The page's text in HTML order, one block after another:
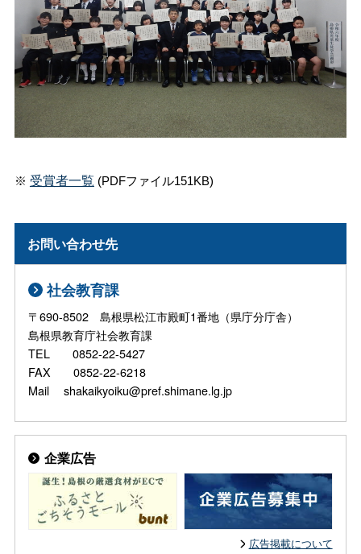
※ 受賞者一覧 (PDFファイル151KB)
お問い合わせ先
社会教育課
〒690-8502 島根県松江市殿町1番地（県庁分庁舎）
島根県教育庁社会教育課
TEL 0852-22-5427
FAX 0852-22-6218
Mail shakaikyoiku@pref.shimane.lg.jp
企業広告
広告掲載について